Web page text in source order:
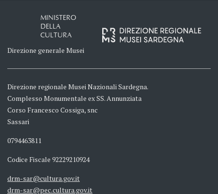
MINISTERO
DELLA
CULTURA
Direzione generale Musei
Direzione regionale Musei Nazionali Sardegna.
Complesso Monumentale ex SS. Annunziata
Corso Francesco Cossiga, snc
Sassari
0794463811
Codice Fiscale 92229210924
drm-sar@cultura.gov.it
drm-sar@pec.cultura.gov.it